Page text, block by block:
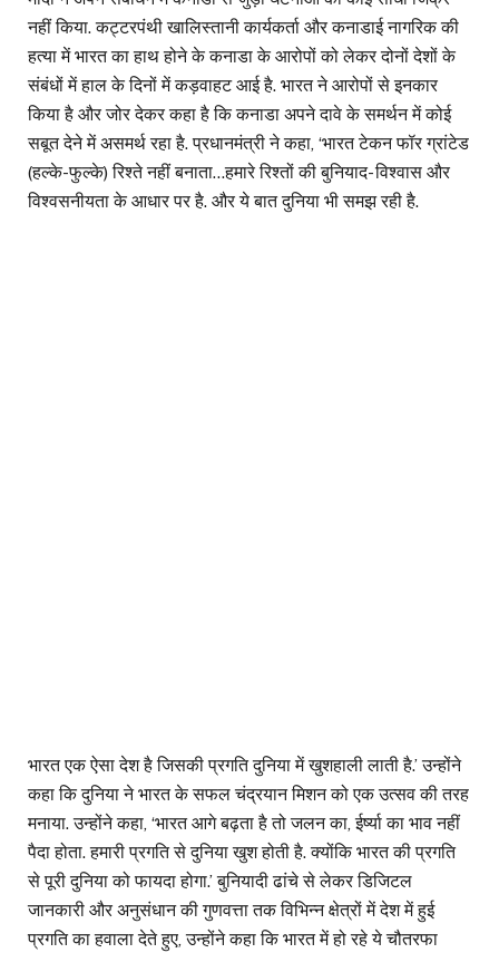
नहीं किया. कट्टरपंथी खालिस्तानी कार्यकर्ता और कनाडाई नागरिक की
हत्या में भारत का हाथ होने के कनाडा के आरोपों को लेकर दोनों देशों के
संबंधों में हाल के दिनों में कड़वाहट आई है. भारत ने आरोपों से इनकार
किया है और जोर देकर कहा है कि कनाडा अपने दावे के समर्थन में कोई
सबूत देने में असमर्थ रहा है. प्रधानमंत्री ने कहा, ‘भारत टेकन फॉर ग्रांटेड
(हल्के-फुल्के) रिश्ते नहीं बनाता…हमारे रिश्तों की बुनियाद- विश्वास और
विश्वसनीयता के आधार पर है. और ये बात दुनिया भी समझ रही है.
भारत एक ऐसा देश है जिसकी प्रगति दुनिया में खुशहाली लाती है.’ उन्होंने
कहा कि दुनिया ने भारत के सफल चंद्रयान मिशन को एक उत्सव की तरह
मनाया. उन्होंने कहा, ‘भारत आगे बढ़ता है तो जलन का, ईर्ष्या का भाव नहीं
पैदा होता. हमारी प्रगति से दुनिया खुश होती है. क्योंकि भारत की प्रगति
से पूरी दुनिया को फायदा होगा.’ बुनियादी ढांचे से लेकर डिजिटल
जानकारी और अनुसंधान की गुणवत्ता तक विभिन्न क्षेत्रों में देश में हुई
प्रगति का हवाला देते हुए, उन्होंने कहा कि भारत में हो रहे ये चौतरफा